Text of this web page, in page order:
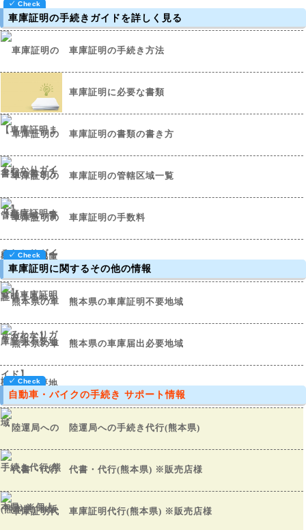
車庫証明の手続きガイドを詳しく見る
車庫証明の手続き方法
車庫証明に必要な書類
車庫証明の書類の書き方
車庫証明の管轄区域一覧
車庫証明の手数料
車庫証明に関するその他の情報
熊本県の車庫証明不要地域
熊本県の車庫届出必要地域
自動車・バイクの手続き サポート情報
陸運局への手続き代行(熊本県)
代書・代行(熊本県) ※販売店様
車庫証明代行(熊本県) ※販売店様